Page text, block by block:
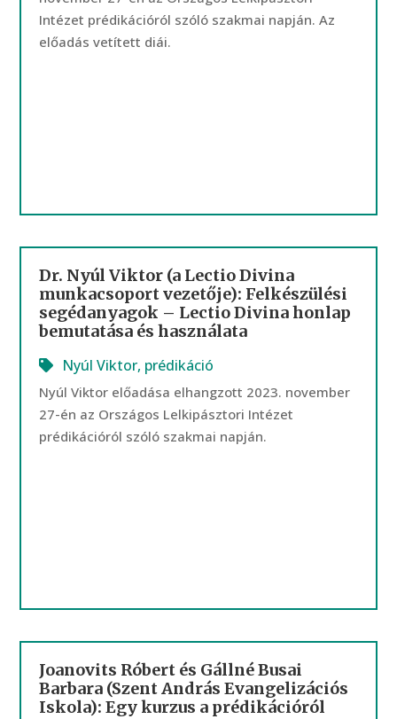
Intézet prédikációról szóló szakmai napján. Az
előadás vetített diái.
Dr. Nyúl Viktor (a Lectio Divina
munkacsoport vezetője): Felkészülési
segédanyagok – Lectio Divina honlap
bemutatása és használata
Nyúl Viktor, prédikáció
Nyúl Viktor előadása elhangzott 2023. november
27-én az Országos Lelkipásztori Intézet
prédikációról szóló szakmai napján.
Joanovits Róbert és Gállné Busai
Barbara (Szent András Evangelizációs
Iskola): Egy kurzus a prédikációról